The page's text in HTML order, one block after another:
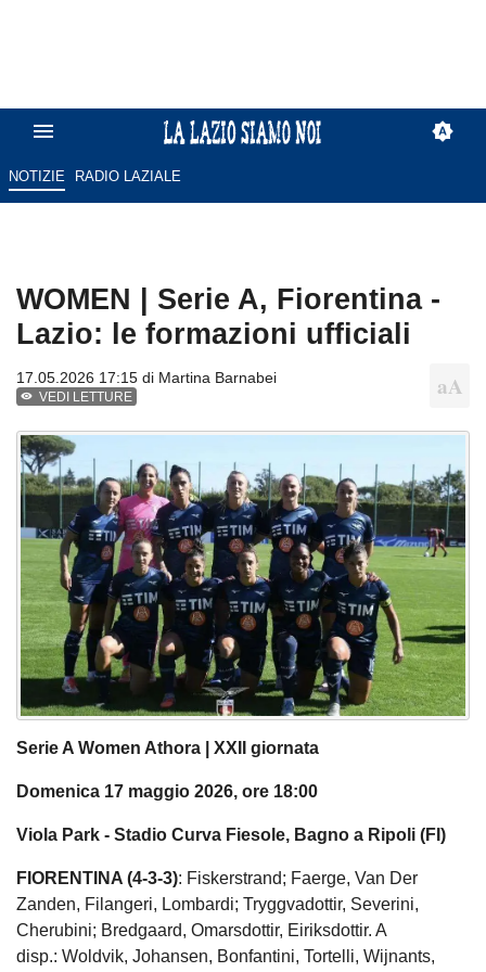
NOTIZIE RADIO LAZIALE
WOMEN | Serie A, Fiorentina -
Lazio: le formazioni ufficiali
17.05.2026 17:15 di Martina Barnabei
VEDI LETTURE
Serie A Women Athora | XXII giornata
Domenica 17 maggio 2026, ore 18:00
Viola Park - Stadio Curva Fiesole, Bagno a Ripoli (FI)
FIORENTINA (4-3-3): Fiskerstrand; Faerge, Van Der
Zanden, Filangeri, Lombardi; Tryggvadottir, Severini,
Cherubini; Bredgaard, Omarsdottir, Eiriksdottir. A
disp.: Woldvik, Johansen, Bonfantini, Tortelli, Wijnants,